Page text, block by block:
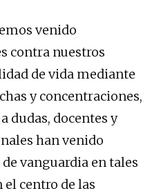
venido
contra nuestros
de vida mediante
y concentraciones,
dudas, docentes y
han venido
vanguardia en tales
el centro de las